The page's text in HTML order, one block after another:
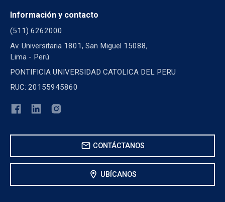
Información y contacto
(511) 6262000
Av. Universitaria 1801, San Miguel 15088,
Lima - Perú
PONTIFICIA UNIVERSIDAD CATOLICA DEL PERU
RUC: 20155945860
mail CONTÁCTANOS
location_on UBÍCANOS